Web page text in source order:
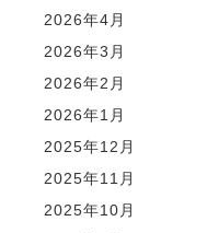
2026年4月
2026年3月
2026年2月
2026年1月
2025年12月
2025年11月
2025年10月